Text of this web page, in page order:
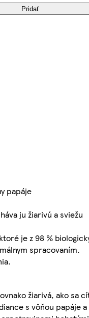
Pridať
papáje
ju žiarivú a sviežu
je z 98 %
spracovaním.
žiarivá, ako sa
s vôňou papáje